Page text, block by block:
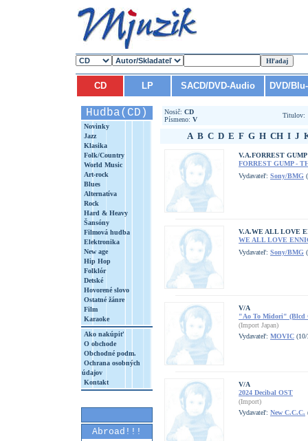
CD LP SACD/DVD-Audio DVD/
Hudba(CD)
Novinky
Jazz
Klasika
Folk/Country
World Music
Art-rock
Blues
Alternatíva
Rock
Hard & Heavy
Šansóny
Filmová hudba
Elektronika
New age
Hip Hop
Folklór
Detské
Hovorené slovo
Ostatné žánre
Film
Karaoke
Ako nakúpiť
O obchode
Obchodné podm.
Ochrana osobných
údajov
Kontakt
Abroad!!!
Nosič: CD
Písmeno: V
A B C D E F G H CH I J
V.A.FORREST
FORREST GUMP -
Vydavateľ: Sony/BMG
V.A.WE ALL LOVE
WE ALL LOVE
Vydavateľ: Sony/BMG
V/A
"Ao To Midori" (Blcd
(Import Japan)
Vydavateľ: MOVIC
V/A
2024 Decibal OST
(Import)
Vydavateľ: New C.C.C.